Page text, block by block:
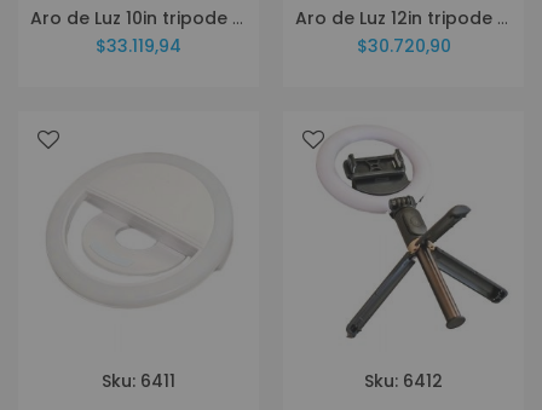
Aro de Luz 10in tripode RGB 1 celular
$33.119,94
Aro de Luz 12in tripode control remoto 2 celulares
$30.720,90
Sku: 6411
Sku: 6412